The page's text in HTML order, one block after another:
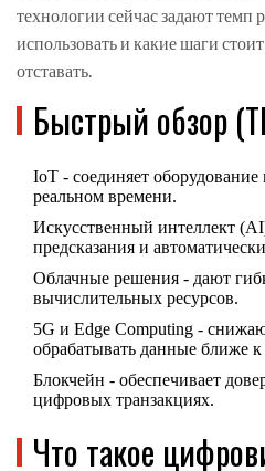
технологии сейчас задают темп
использовать и какие шаги
отставать.
Быстрый обзор
IoT - соединяет
реальном времени.
Искусственный интеллект
предсказания и
Облачные решения - дают
вычислительных ресурсов.
5G и Edge Computing -
обрабатывать данные ближе к
Блокчейн - обеспечивает
цифровых транзакциях.
Что такое